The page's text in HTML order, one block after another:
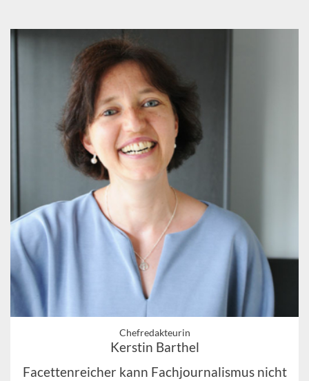
Chefredakteurin
Kerstin Barthel
Facettenreicher kann Fachjournalismus nicht